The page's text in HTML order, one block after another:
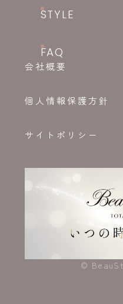
STYLE
FAQ
会社概要
個人情報保護方針
サイトポリシー
©